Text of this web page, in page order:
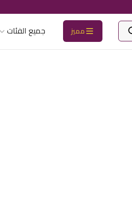
مميز جميع الفئات